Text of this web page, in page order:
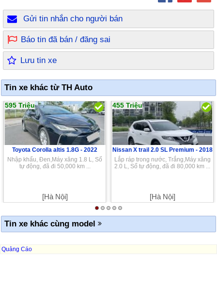
Gửi tin nhắn cho người bán
Báo tin đã bán / đăng sai
Lưu tin xe
Tin xe khác từ TH Auto
595 Triệu
Toyota Corolla altis 1.8G - 2022
Nhập khẩu, Đen,Máy xăng 1.8 L, Số
tự động, đã đi 50,000 km ...
[Hà Nội]
455 Triệu
Nissan X trail 2.0 SL Premium - 2018
Lắp ráp trong nước, Trắng,Máy xăng
2.0 L, Số tự động, đã đi 80,000 km ...
[Hà Nội]
Tin xe khác cùng model
Quảng Cáo